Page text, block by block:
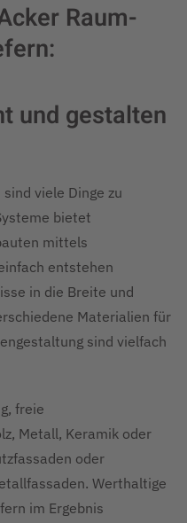
Raum-
und gestalten
viele Dinge zu
bietet
mittels
entstehen
in die Breite und
Materialien für
sind vielfach
freie
Metall, Keramik oder
oder
Werthaltige
im Ergebnis